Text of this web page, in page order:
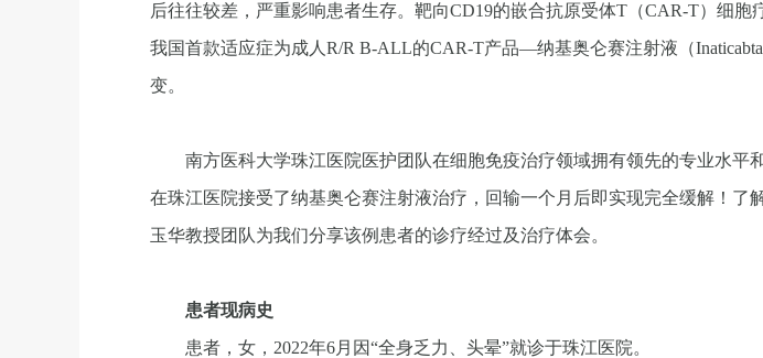
后往往较差，严重影响患者生存。靶向CD19的嵌合抗原受体T（CAR-T）细
我国首款适应症为成人R/R B-ALL的CAR-T产品—纳基奥仑赛注射液（
变。
南方医科大学珠江医院医护团队在细胞免疫治疗领域拥有领先的专业水
在珠江医院接受了纳基奥仑赛注射液治疗，回输一个月后即实现完全缓解！
玉华教授团队为我们分享该例患者的诊疗经过及治疗体会。
患者现病史
患者，女，2022年6月因“全身乏力、头晕”就诊于珠江医院。